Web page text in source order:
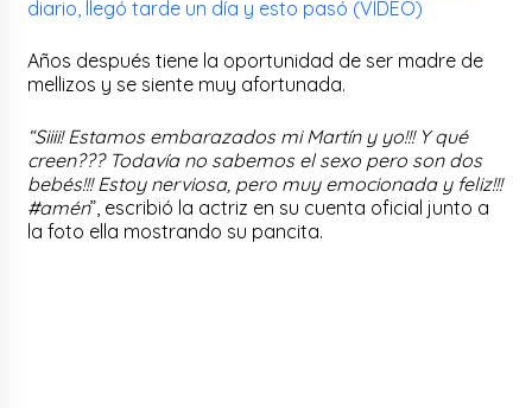
diario, llegó tarde un día y esto pasó (VIDEO)
Años después tiene la oportunidad de ser madre de
mellizos y se siente muy afortunada.
“Siiii! Estamos embarazados mi Martín y yo!!! Y qué
creen??? Todavía no sabemos el sexo pero son dos
bebés!!! Estoy nerviosa, pero muy emocionada y feliz!!!
#amén”, escribió la actriz en su cuenta oficial junto a
la foto ella mostrando su pancita.